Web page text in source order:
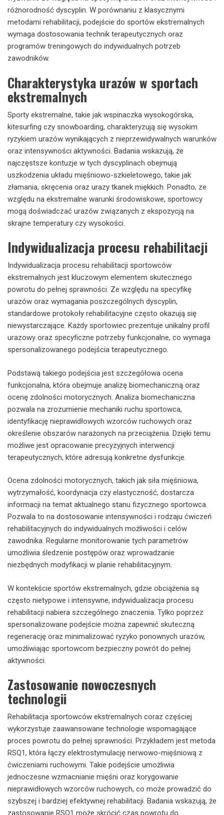
różnorodność dyscyplin. W porównaniu z klasycznymi
metodami rehabilitacji, podejście do sportów ekstremalnych
wymaga dostosowania technik terapeutycznych oraz
programów treningowych do indywidualnych potrzeb
zawodników.
Charakterystyka urazów w sportach
ekstremalnych
Sporty ekstremalne, takie jak wspinaczka wysokogórska,
kitesurfing czy snowboarding, charakteryzują się wysokim
ryzykiem urazów wynikających z nieprzewidywalnych warunków
oraz intensywności aktywności. Badania wskazują, że
najczęstsze kontuzje w tych dyscyplinach obejmują
uszkodzenia układu mięśniowo-szkieletowego, takie jak
złamania, skręcenia oraz urazy tkanek miękkich. Ponadto, ze
względu na ekstremalne warunki środowiskowe, sportowcy
mogą doświadczać urazów związanych z ekspozycją na
skrajne temperatury czy wysokości.
Indywidualizacja procesu rehabilitacji
Indywidualizacja procesu rehabilitacji sportowców
ekstremalnych jest kluczowym elementem skutecznego
powrotu do pełnej sprawności. Ze względu na specyfikę
urazów oraz wymagania poszczególnych dyscyplin,
standardowe protokoły rehabilitacyjne często okazują się
niewystarczające. Każdy sportowiec prezentuje unikalny profil
urazowy oraz specyficzne potrzeby funkcjonalne, co wymaga
spersonalizowanego podejścia terapeutycznego.
Podstawą takiego podejścia jest szczegółowa ocena
funkcjonalna, która obejmuje analizę biomechaniczną oraz
ocenę zdolności motorycznych. Analiza biomechaniczna
pozwala na zrozumienie mechaniki ruchu sportowca,
identyfikację nieprawidłowych wzorców ruchowych oraz
określenie obszarów narażonych na przeciążenia. Dzięki temu
możliwe jest opracowanie precyzyjnych interwencji
terapeutycznych, które adresują konkretne dysfunkcje.
Ocena zdolności motorycznych, takich jak siła mięśniowa,
wytrzymałość, koordynacja czy elastyczność, dostarcza
informacji na temat aktualnego stanu fizycznego sportowca.
Pozwala to na dostosowanie intensywności i rodzaju ćwiczeń
rehabilitacyjnych do indywidualnych możliwości i celów
zawodnika. Regularne monitorowanie tych parametrów
umożliwia śledzenie postępów oraz wprowadzanie
niezbędnych modyfikacji w planie rehabilitacyjnym.
W kontekście sportów ekstremalnych, gdzie obciążenia są
często nietypowe i intensywne, indywidualizacja procesu
rehabilitacji nabiera szczególnego znaczenia. Tylko poprzez
spersonalizowane podejście można zapewnić skuteczną
regenerację oraz minimalizować ryzyko ponownych urazów,
umożliwiając sportowcom bezpieczny powrót do pełnej
aktywności.
Zastosowanie nowoczesnych
technologii
Rehabilitacja sportowców ekstremalnych coraz częściej
wykorzystuje zaawansowane technologie wspomagające
proces powrotu do pełnej sprawności. Przykładem jest metoda
RSQ1, która łączy elektrostymulację nerwowo-mięśniową z
ćwiczeniami ruchowymi. Takie podejście umożliwia
jednoczesne wzmacnianie mięśni oraz korygowanie
nieprawidłowych wzorców ruchowych, co może prowadzić do
szybszej i bardziej efektywnej rehabilitacji. Badania wskazują, że
zastosowanie RSQ1 może skrócić czas powrotu do